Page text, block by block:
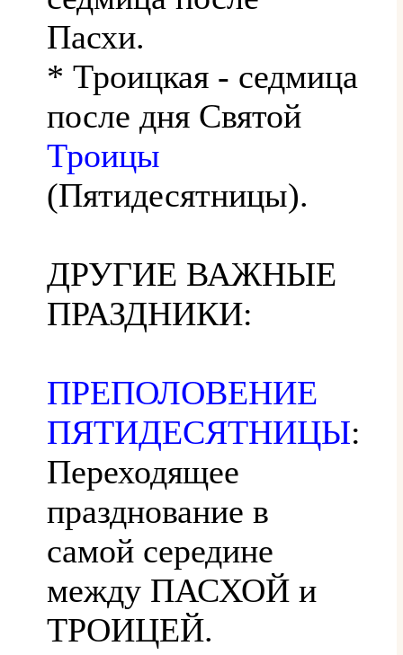
Пасхи.
* Троицкая - седмица
после дня Святой
Троицы
(Пятидесятницы).
ДРУГИЕ ВАЖНЫЕ
ПРАЗДНИКИ:
ПРЕПОЛОВЕНИЕ
ПЯТИДЕСЯТНИЦЫ:
Переходящее
празднование в
самой середине
между ПАСХОЙ и
ТРОИЦЕЙ.